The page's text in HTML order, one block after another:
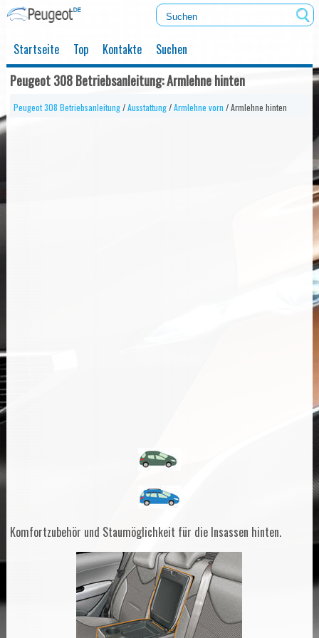
Startseite Top Kontakte Suchen
Peugeot 308 Betriebsanleitung: Armlehne hinten
Peugeot 308 Betriebsanleitung/Ausstattung/Armlehne vorn / Armlehne hinten
Komfortzubehör und Staumöglichkeit für die Insassen hinten.